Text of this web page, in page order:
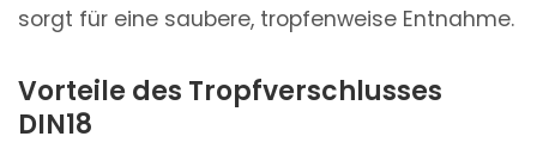
sorgt für eine saubere, tropfenweise Entnahme.
Vorteile des Tropfverschlusses
DIN18